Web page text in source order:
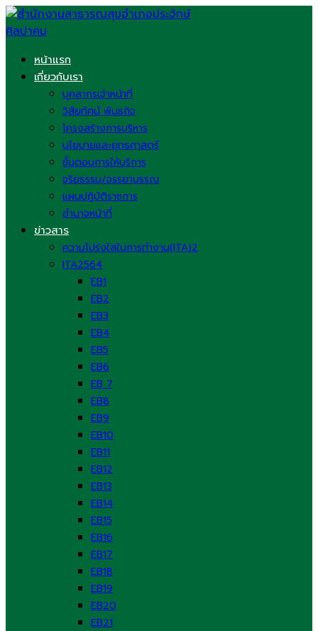
Skip
to
หน้าแรก
เกี่ยวกับเรา
บุคลากรเจ้าหน้าที่
วิสัยทัศน์ พันธกิจ
โครงสร้างการบริหาร
นโยบายและยุทธศาสตร์
ขั้นตอนการให้บริการ
จริยธรรม/จรรยาบรรณ
แผนปฏิบัติราชการ
อำนาจหน้าที่
ข่าวสาร
ความโปร่งใสในการทำงาน(ITA)2
ITA2564
EB1
EB2
EB3
EB4
EB5
EB6
EB 7
EB8
EB9
EB10
EB11
EB12
EB13
EB14
EB15
EB16
EB17
EB18
EB19
EB20
EB21